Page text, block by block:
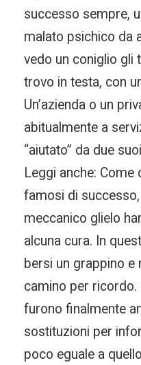
successo sempre,
malato psichico da
vedo un coniglio gli
trovo in testa, con
Un’azienda o un
abitualmente a
“aiutato” da due
Leggi anche:
famosi di
meccanico glielo
alcuna cura. In
bersi un grappino e
camino per ricordo.
furono finalmente
sostituzioni per
poco eguale a